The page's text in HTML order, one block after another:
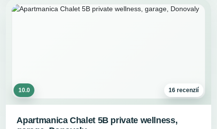
10.0 16 recenzií
Apartmanica Chalet 5B private wellness,